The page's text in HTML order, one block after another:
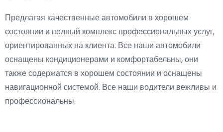
Предлагая качественные автомобили в хорошем
состоянии и полный комплекс профессиональных услуг,
ориентированных на клиента. Все наши автомобили
оснащены кондиционерами и комфортабельны, они
также содержатся в хорошем состоянии и оснащены
навигационной системой. Все наши водители вежливы и
профессиональны.